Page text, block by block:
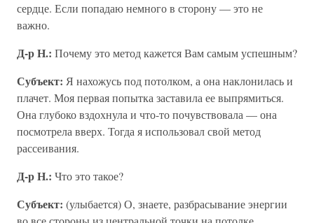
сердце. Если попадаю немного в сторону — это не
важно.
Д-р Н.: Почему это метод кажется Вам самым успешным?
Субъект: Я нахожусь под потолком, а она наклонилась и
плачет. Моя первая попытка заставила ее выпрямиться.
Она глубоко вздохнула и что-то почувствовала — она
посмотрела вверх. Тогда я использовал свой метод
рассеивания.
Д-р Н.: Что это такое?
Субъект: (улыбается) О, знаете, разбрасывание энергии